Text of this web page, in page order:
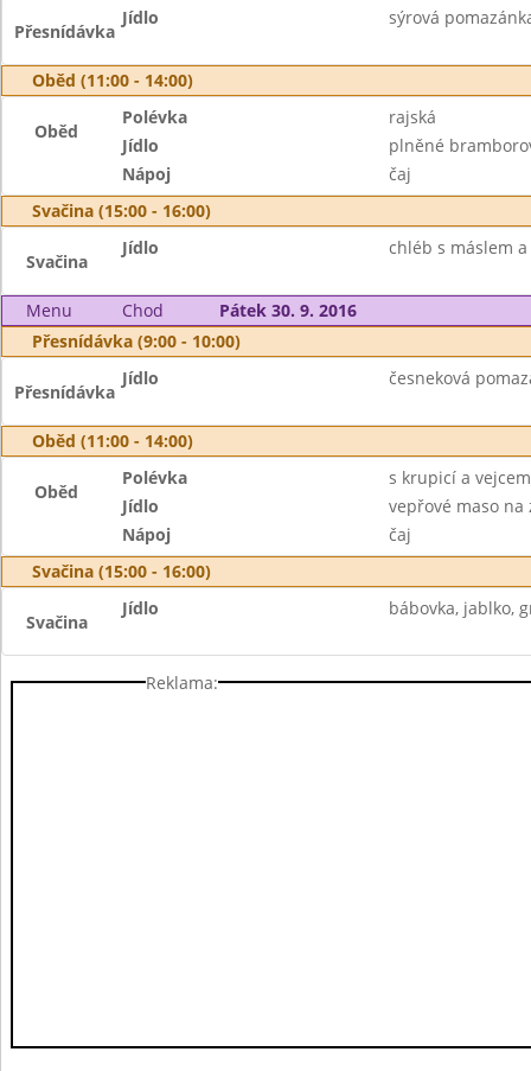
Přesnídávka
Jídlo sýrová
Oběd (11:00 - 14:00)
Oběd
Polévka
rajská
Jídlo
plněné
Nápoj
čaj
Svačina (15:00 - 16:00)
Svačina
Jídlo chléb s máslem
Menu Chod
Pátek 30. 9. 2016
Přesnídávka (9:00 - 10:00)
Přesnídávka
Jídlo česneková
Oběd (11:00 - 14:00)
Oběd
Polévka
s krupicí a vejcem
Jídlo
vepřové maso na
Nápoj
čaj
Svačina (15:00 - 16:00)
Svačina
Jídlo bábovka, jablko,
Reklama: